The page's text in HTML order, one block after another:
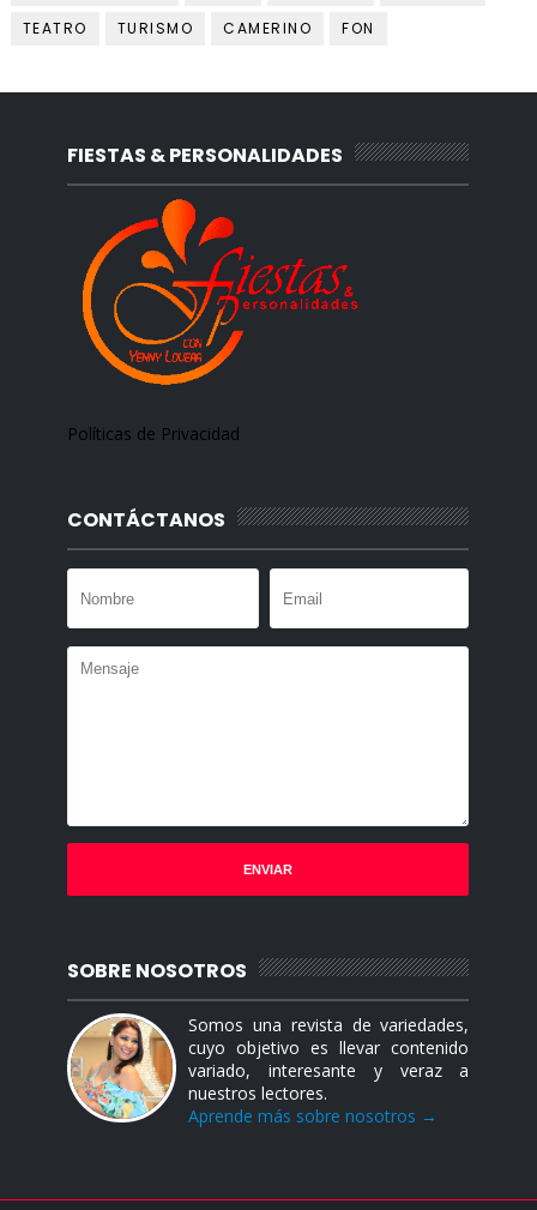
TEATRO
TURISMO CAMERINO FON
FIESTAS & PERSONALIDADES
Políticas de Privacidad
CONTÁCTANOS
SOBRE NOSOTROS
Somos una revista de variedades,
cuyo objetivo es llevar contenido
variado, interesante y veraz a
nuestros lectores.
Aprende más sobre nosotros →